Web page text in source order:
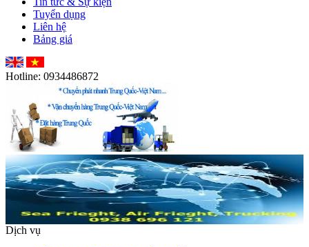
Tuyển dụng
Liên hệ
Bảng giá
Hotline: 0934486872
Dịch vụ